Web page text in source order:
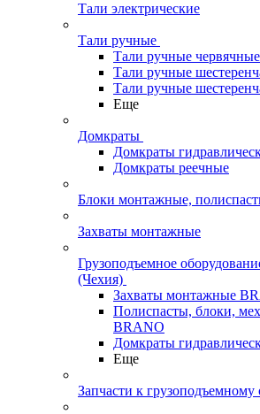
Тали электрические
Тали ручные
Тали ручные червячные
Тали ручные
Тали ручные
Еще
Домкраты
Домкраты
Домкраты реечные
Блоки монтажные,
Захваты монтажные
Грузоподъемное
(Чехия)
Захваты монтажные
Полиспасты, блоки,
BRANO
Домкраты
Еще
Запчасти к